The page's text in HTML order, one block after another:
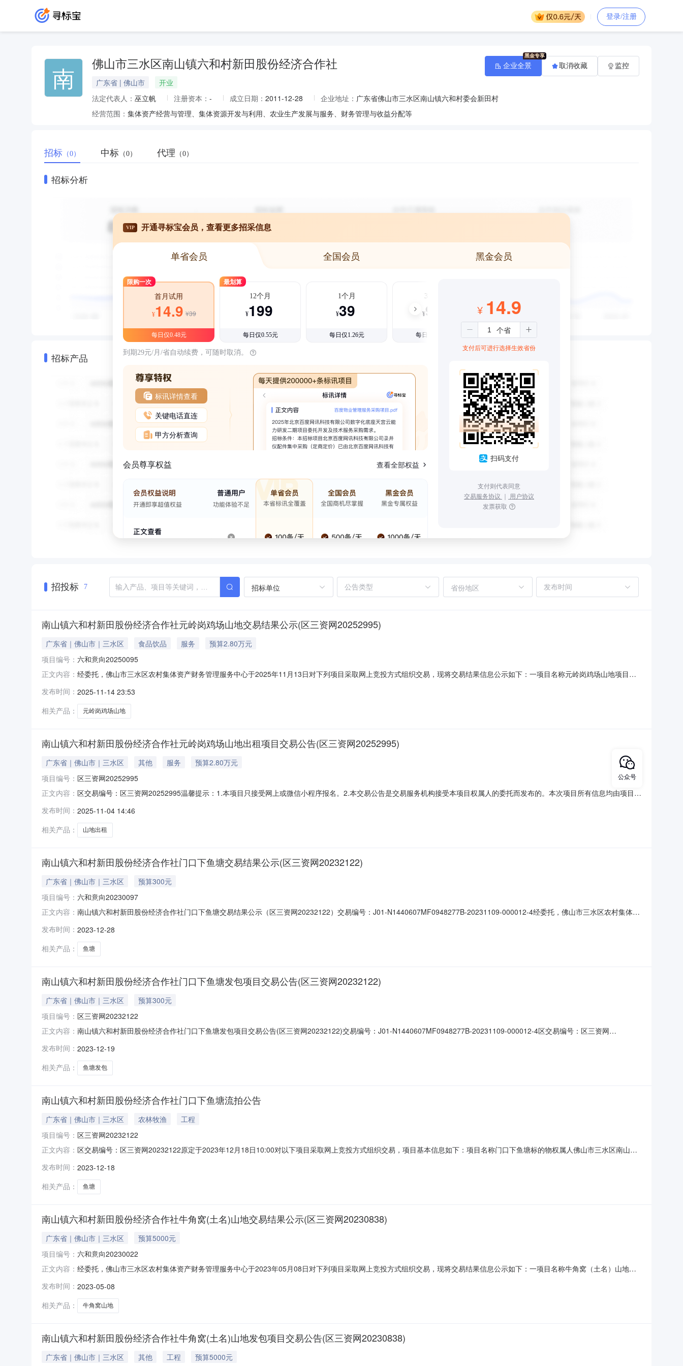
登录/注册
南 佛山市三水区南山镇六和村新田股份经济合作社
广东省 | 佛山市
开业
法定代表人： 巫立帆 注册资本： - 成立日期： 2011-12-28 企业地址： 广东省佛山市三水区南山镇六和村委会新田村
经营范围： 集体资产经营与管理、集体资源开发与利用、农业生产发展与服务、财务管理与收益分配等
企业全景 取消收藏 监控
招标 （0） 中标 （0） 代理 （0）
招标分析
招标产品
VIP 开通寻标宝会员，查看更多招采信息
单省会员 全国会员 黑金会员
限购一次
首月试用
¥14.9 ¥39
每日仅0.48元
最划算
12个月
¥199
每日仅0.55元
1个月
¥39
每日仅1.26元
3个月
¥99
每日仅1.08元
到期29元/月/省自动续费，可随时取消。
标讯详情查看
关键电话直连
甲方分析查询
会员尊享权益 查看全部权益
¥ 14.9
支付后可进行选择生效省份
扫码支付
支付则代表同意
交易服务协议 ｜ 用户协议
发票获取
招投标 7 招标单位 省份地区
南山镇六和村新田股份经济合作社元岭岗鸡场山地交易结果公示(区三资网20252995)
广东省｜佛山市｜三水区 食品饮品 服务
预算2.80万元
项目编号： 六和意向20250095
正文内容： 经委托，佛山市三水区农村集体资产财务管理服务中心于2025年11月13日对下列项目采取网上竞投方式组织交易，现将交易结果信息公示如下：一项目名称元岭岗鸡场山地项目编
宗·年三参与竞投的单位及最高报价竞投席位号竞投单位最高报价是否竞得404巫国英28000.00元/宗·年是674甘**0.00元/宗·年否四交易地点代理机构：佛山市三
发布时间： 2025-11-14 23:53
相关产品：
元岭岗鸡场山地
南山镇六和村新田股份经济合作社元岭岗鸡场山地出租项目交易公告(区三资网20252995)
广东省｜佛山市｜三水区 其他 服务
预算2.80万元
项目编号： 区三资网20252995
正文内容： 区交易编号：区三资网20252995温馨提示：1.本项目只接受网上或微信小程序报名。2.本交易公告是交易服务机构接受本项目权属人的委托而发布的。本次项目所有信息均由项目权
目的任何担保。请竞投意向人在报名参与竞投前必须仔细审查本项目的情况、权属情况及合法性是否存在未解决的纠纷等（不限于上述情形），是否存在其他瑕疵；并请亲自实地看
样查看项目的实际情况，未看样的竞
发布时间： 2025-11-04 14:46
相关产品：
山地出租
南山镇六和村新田股份经济合作社门口下鱼塘交易结果公示(区三资网20232122)
广东省｜佛山市｜三水区
预算300元
项目编号： 六和意向20230097
正文内容： 南山镇六和村新田股份经济合作社门口下鱼塘交易结果公示（区三资网20232122）交易编号：J01-N1440607MF0948277B-20231109-000012-4经委托，佛山市三水区农村集体资
网20232122标的物权属人佛山市三水区南山镇六和村新田股份经济合作社二竞得者曾浩辉成交金额300.00元/宗·年交易底价300.00元/宗·年三
发布时间： 2023-12-28
相关产品：
鱼塘
南山镇六和村新田股份经济合作社门口下鱼塘发包项目交易公告(区三资网20232122)
广东省｜佛山市｜三水区
预算300元
项目编号： 区三资网20232122
正文内容： 南山镇六和村新田股份经济合作社门口下鱼塘发包项目交易公告(区三资网20232122)交易编号：J01-N1440607MF0948277B-20231109-000012-4区交易编号：区三资网
由项目权属人对信息的真实性负责。3.本项目不组织实地查看，资产以现状为准，本公告提供的项目说明和提供的图片资料等，仅供竞投人参考，不构成对项目的任何担保。请
发布时间： 2023-12-19
相关产品：
鱼塘发包
南山镇六和村新田股份经济合作社门口下鱼塘流拍公告
广东省｜佛山市｜三水区 农林牧渔
工程
项目编号： 区三资网20232122
正文内容： 区交易编号：区三资网20232122原定于2023年12月18日10:00对以下项目采取网上竞投方式组织交易，项目基本信息如下：项目名称门口下鱼塘标的物权属人佛山市三水区南山镇
公告。佛山市三水区农村集体资产财务管理服务中心日期：2023年12月18日
发布时间： 2023-12-18
相关产品：
鱼塘
南山镇六和村新田股份经济合作社牛角窝(土名)山地交易结果公示(区三资网20230838)
广东省｜佛山市｜三水区
预算5000元
项目编号： 六和意向20230022
正文内容： 经委托，佛山市三水区农村集体资产财务管理服务中心于2023年05月08日对下列项目采取网上竞投方式组织交易，现将交易结果信息公示如下：一项目名称牛角窝（土名）山地项
宗·年三参与竞投的单位及最高报价竞投席位号竞投单位最高报价是否竞得099刘文中5000.00元/宗·年是四交易地点代理机构：佛山市三水区农村集体资产财务管理服务中心网址
发布时间： 2023-05-08
相关产品：
牛角窝山地
南山镇六和村新田股份经济合作社牛角窝(土名)山地发包项目交易公告(区三资网20230838)
广东省｜佛山市｜三水区 其他 工程 预算5000元
公众号